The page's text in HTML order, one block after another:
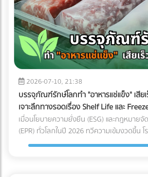
สำหรับการรับน้ำหนักของกระถางต้นไม้ขนา
ไม้เทียม หรือจำนวนคนที่ขึ้นไปรวมตัวกันหนา
ควรปรึกษาวิศวกรโครงสร้างเพื่อประเมินควา
น้ำหนัก (Live Load และ Dead Load) ก่อนตั
หรือนำของหนักขึ้นไปติดตั้ง เพื่อป้องกันอันต
ทรุดตัว 2. กฎหมายอาคารและทางหนีไฟ (Safety Regulations)
การเปลี่ยนพื้นที่ดาดฟ้าให้เป็นพื้นที่สาธารณะ
มาก ต้องคำนึงถึงกฎหมายควบคุมอาคารอย่
ต้องทำ: ตรวจสอบความสูงของราวกันตก
สูงเพียงพอและแข็งแรงหรือไม่ นอกจากนี้ต้อง
ไฟที่ชัดเจน ระบบแสงสว่างฉุกเฉิน และบันไดที่ก
อพยพผู้คนหากเกิดเหตุฉุกเฉิน 3. สภาพการระบายน้ำ
(Drainage System) ดาดฟ้าคือด่านแรกที่ต้อ
2026-07-10, 21:38
บรรจุภัณฑ์รักษ์โลกทำ "อาหารแช่แข็ง" เสีย
เจาะลึกทางรอดเรื่อง Shelf Life และ
โรงงานอุตสาหกรรม
เมื่อนโยบายความยั่งยืน (ESG) และกฎหมาย
(EPR) ทั่วโลกในปี 2026 ทวีความเข้มงวดขึ้น
หลายแห่งต่างถูกกดดันให้เปลี่ยนมาใช้ "บรรจุ